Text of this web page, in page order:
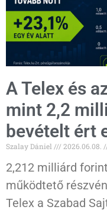
A Telex és
mint 2,2
bevételt ért
Szalay Dániel 2026.06.08.
2,212 milliárd
működtető
Telex a Szabad